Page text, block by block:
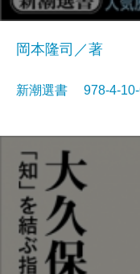
岡本隆司／著
新潮選書 978-4-